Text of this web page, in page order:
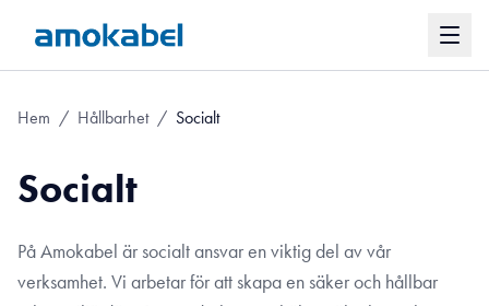
Hem / Hållbarhet / Socialt
Socialt
På Amokabel är socialt ansvar en viktig del av vår
verksamhet. Vi arbetar för att skapa en säker och hållbar